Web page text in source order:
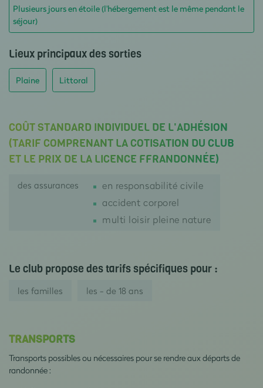
Plusieurs jours en étoile (l'hébergement est le même pendant le
séjour)
Lieux principaux des sorties
Plaine Littoral
COÛT STANDARD INDIVIDUEL DE L'ADHÉSION
(TARIF COMPRENANT LA COTISATION DU CLUB
ET LE PRIX DE LA LICENCE FFRANDONNÉE)
des assurances
en responsabilité civile
accident corporel
multi loisir pleine nature
Le club propose des tarifs spécifiques pour :
les familles les - de 18 ans
TRANSPORTS
Transports possibles ou nécessaires pour se rendre aux départs de
randonnée :